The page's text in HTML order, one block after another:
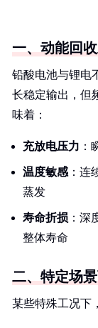
一、动能回
铅酸电池与锂
长稳定输出，但
味着：
充放电压力 ：
温度敏感 ：连
蒸发
寿命折损 ：深
整体寿命
二、特定场
某些特殊工况下